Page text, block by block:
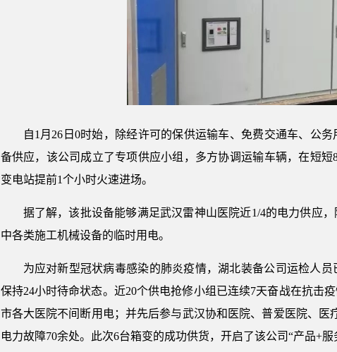
自1月26日0时始，除经许可的保供运输车、免费交通车、公
备供应，该公司成立了专项供应小组，多方协调运输车辆，在短
变电站提前1个小时火速进场。
据了解，该批设备能够满足武汉雷神山医院近1/4的电力供应
中各类施工机械设备的临时用电。
为应对新型冠状病毒感染的肺炎疫情，湖北装备公司运检人
保持24小时待命状态。近20个供电抢修小组已连续7天奋战在抗击
市各大医院不间断用电；并先后参与武汉协和医院、普爱医院、
电力故障70余处。此次6台箱变的成功供货，开启了该公司“产品+服